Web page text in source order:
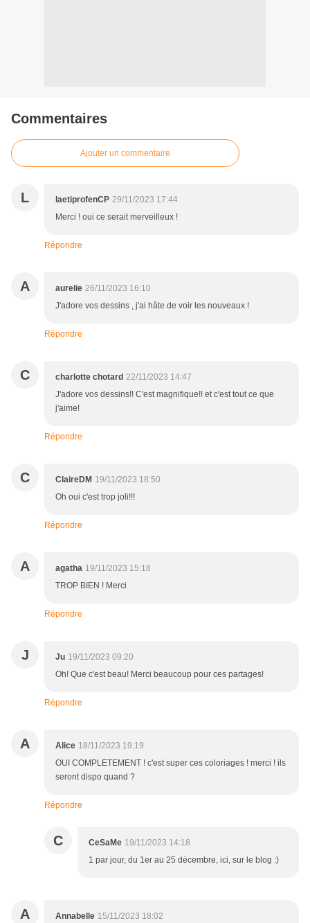
Commentaires
Ajouter un commentaire
L laetiprofenCP 29/11/2023 17:44
Merci ! oui ce serait merveilleux !
Répondre
A aurelie 26/11/2023 16:10
J'adore vos dessins , j'ai hâte de voir les nouveaux !
Répondre
C charlotte chotard 22/11/2023 14:47
J'adore vos dessins!! C'est magnifique!! et c'est tout ce que
j'aime!
Répondre
C ClaireDM 19/11/2023 18:50
Oh oui c'est trop joli!!!
Répondre
A agatha 19/11/2023 15:18
TROP BIEN ! Merci
Répondre
J Ju 19/11/2023 09:20
Oh! Que c'est beau! Merci beaucoup pour ces partages!
Répondre
A Alice 18/11/2023 19:19
OUI COMPLETEMENT ! c'est super ces coloriages ! merci ! ils
seront dispo quand ?
Répondre
C CeSaMe 19/11/2023 14:18
1 par jour, du 1er au 25 décembre, ici, sur le blog :)
A Annabelle 15/11/2023 18:02